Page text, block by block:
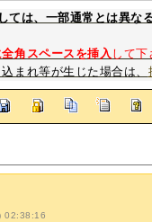
は、一部通常とは異な
角スペースを挿入 して下
まれ等が生じた場合は、
02:38:16